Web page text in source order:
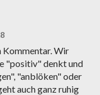
Kommentar. Wir
"positiv" denkt und
"anblöken" oder
auch ganz ruhig